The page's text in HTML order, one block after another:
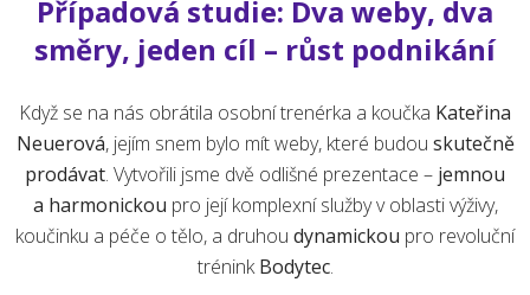
Případová studie: Dva weby, dva
směry, jeden cíl – růst podnikání
Když se na nás obrátila osobní trenérka a koučka Kateřina
Neuerová, jejím snem bylo mít weby, které budou skutečně
prodávat. Vytvořili jsme dvě odlišné prezentace – jemnou
a harmonickou pro její komplexní služby v oblasti výživy,
koučinku a péče o tělo, a druhou dynamickou pro revoluční
tréninkBodytec.